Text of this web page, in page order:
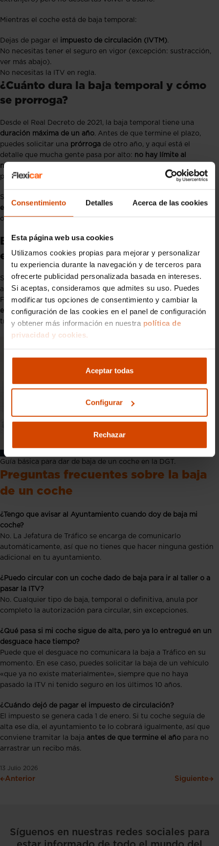
Consentimiento Detalles Acerca de las cookies
Esta página web usa cookies
Utilizamos cookies propias para mejorar y personalizar
tu experiencia durante la navegación y de terceros para
ofrecerte publicidad personalizada basada en intereses.
Si aceptas, consideramos que admites su uso. Puedes
modificar tus opciones de consentimiento y cambiar la
configuración de las cookies en el panel de configuración
y obtener más información en nuestra política de
privacidad y cookies.
Aceptar todas
Configurar
Rechazar
Mientras el coche está de baja temporal:
Dejas de pagar el impuesto de circulación (IVTM).
No necesitas tener el seguro en vigor (excepción: sustracción,
ver más abajo).
No necesitas la ITV en regla.
¿Cuánto dura la baja temporal y cómo
se prorroga?
Desde el Real Decreto de 2021, la baja temporal tiene una
duración máxima de un año. Antes de que termine el plazo,
puedes solicitar una prórroga de otro año, y aquí está el
detalle que mucha gente pasa por alto: no hay límite al
número de prórrogas
pidashasta 2 meses antes de que finalice la baja en curso.
Si dejas pasar el plazo sin pedir prórroga, el vehículo
estar de alta automáticamente
obligaciones: impuesto, seguro e ITV.
Baja temporal por robo: un caso
especial
Si el coche ha sido sustraído, la baja temporal se activa
automáticamente en cuanto pones la denuncia ante las
Fuerzas y Cuerpos de Seguridad del Estado, y en este caso
existe el límite de un año. Cuando recuperes el vehículo, se
tramita el alta de nuevo.
Guía básica para dar de baja de un coche en la DGT.
Preguntas frecuentes sobre la baja
de un coche
¿Tengo que avisar al Ayuntamiento cuando doy de baja mi
coche?
No. La Jefatura de Tráfico se encarga de comunicarlo
automáticamente, así que no tienes que hacer ninguna gestión
adicional en tu ayuntamiento.
¿Puedo circular con un coche dado de baja para ir al taller o a
pasar la ITV?
No. Cualquier tipo de baja, temporal o definitiva, anula por
completo la autorización para circular, sin excepciones.
¿Qué pasa si mi coche sigue de alta, pero ya lo entregué en un
desguace hace tiempo?
Puede que el desguace no comunicara la baja a Tráfico en su
momento. En ese caso, puedes solicitar la baja de un vehículo
«que ya no existe materialmente», siempre que no haya
pasado la ITV ni tenido seguro en los últimos 10 años.
¿Cuándo dejó de pagar el impuesto de circulación?
El impuesto se genera cada 1 de enero. Si tu coche seguía de
alta ese día, el ayuntamiento te lo cobrará igualmente, así que
conviene tramitar la baja antes de que termine el año para no
arrastrar un recibo más.
13 Julio 2026
Anterior Siguiente
Síguenos en nuestras redes sociales para